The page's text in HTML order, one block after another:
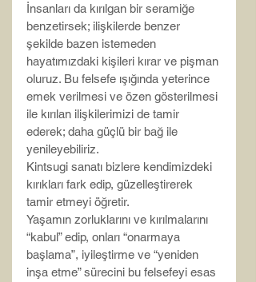
İnsanları da kırılgan bir seramiğe
benzetirsek; ilişkilerde benzer
şekilde bazen istemeden
hayatımızdaki kişileri kırar ve pişman
oluruz. Bu felsefe ışığında yeterince
emek verilmesi ve özen gösterilmesi
ile kırılan ilişkilerimizi de tamir
ederek; daha güçlü bir bağ ile
yenileyebiliriz.
Kintsugi sanatı bizlere kendimizdeki
kırıkları fark edip, güzelleştirerek
tamir etmeyi öğretir.
Yaşamın zorluklarını ve kırılmalarını
“kabul” edip, onları “onarmaya
başlama”, iyileştirme ve “yeniden
inşa etme” sürecini bu felsefeyi esas